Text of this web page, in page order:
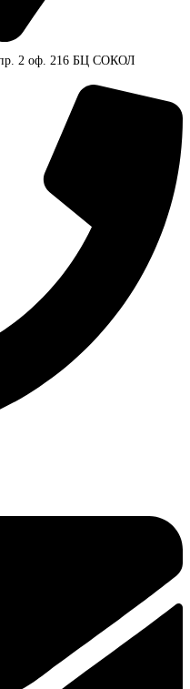
пр. 2 оф. 216 БЦ СОКОЛ